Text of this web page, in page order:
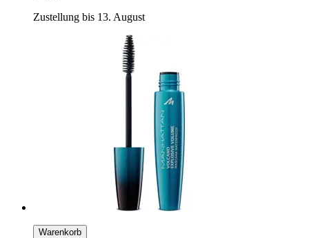
Zustellung bis 13. August
Warenkorb